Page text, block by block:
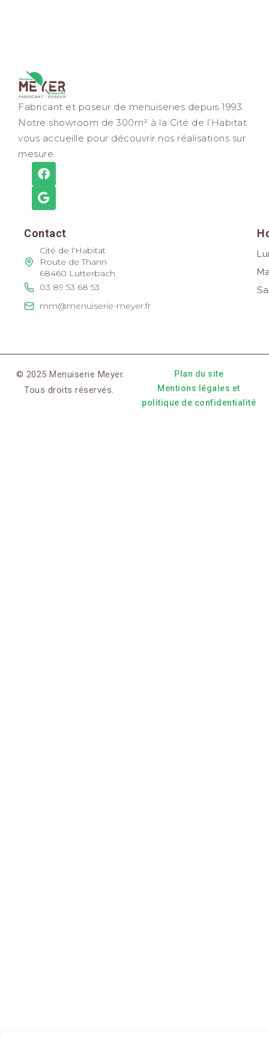
Fabricant et poseur de menuiseries depuis 1993.
Notre showroom de 300m² à la Cité de l’Habitat
vous accueille pour découvrir nos réalisations sur
mesure.
Contact
Cité de l'Habitat
Route de Thann
68460 Lutterbach
03 89 53 68 53
mm@menuiserie-meyer.fr
© 2025 Menuiserie Meyer.
Tous droits réservés.
Plan du site
Mentions légales et
politique de confidentialité